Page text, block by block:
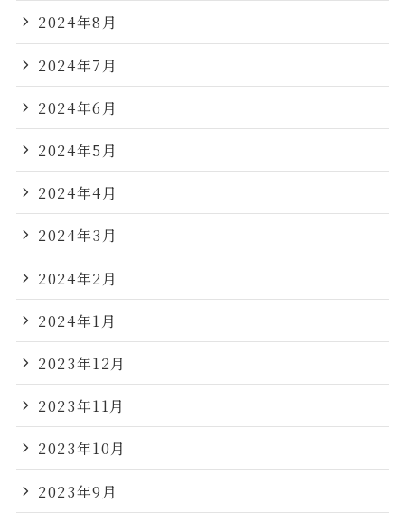
2024年8月
2024年7月
2024年6月
2024年5月
2024年4月
2024年3月
2024年2月
2024年1月
2023年12月
2023年11月
2023年10月
2023年9月